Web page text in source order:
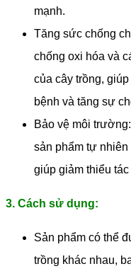
mạnh.
Tăng sức chống
chống oxi hóa và
của cây trồng,
bệnh và tăng sự
Bảo vệ môi trường:
sản phẩm tự
giúp giảm thiểu
3. Cách sử dụng:
Sản phẩm có thể
trồng khác nhau,